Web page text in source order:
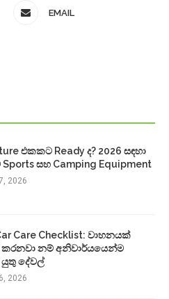
EMAIL
එකකට Ready ද? 2026 සඳහා
සහ Camping Equipment
2026
Care Checklist: වාහනයක්
කරනවා නම් අනිවාර්යයෙන්ම
යුතු දේවල්
2026